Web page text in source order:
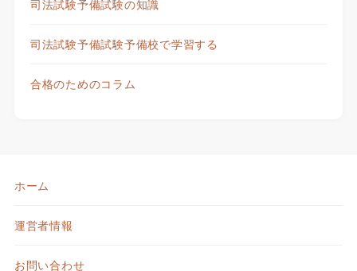
司法試験予備試験の知識
司法試験予備試験予備校で学習する
合格のためのコラム
ホーム
運営者情報
お問い合わせ